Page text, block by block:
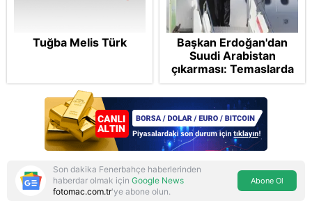
Tuğba Melis Türk
Başkan Erdoğan'dan
Suudi Arabistan
çıkarması: Temaslarda
bulunacak
Son dakika Fenerbahçe haberlerinden
haberdar olmak için Google News
fotomac.com.tr'ye abone olun.
Abone Ol